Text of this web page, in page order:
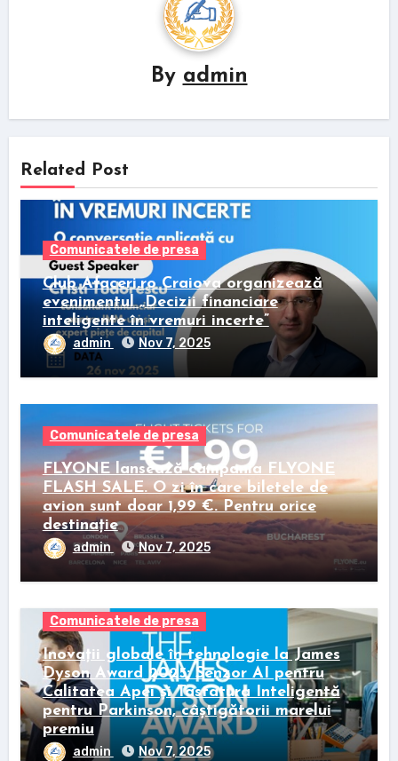
By admin
Related Post
Comunicatele de presa
Club Afaceri.ro Craiova organizează
evenimentul „Decizii financiare
inteligente în vremuri incerte”
admin Nov 7, 2025
Comunicatele de presa
FLYONE lansează campania FLYONE
FLASH SALE. O zi în care biletele de
avion sunt doar 1,99 €. Pentru orice
destinație
admin Nov 7, 2025
Comunicatele de presa
Inovații globale în tehnologie la James
Dyson Award 2025: Senzor AI pentru
Calitatea Apei și Tastatura Inteligentă
pentru Parkinson, câștigătorii marelui
premiu
admin Nov 7, 2025